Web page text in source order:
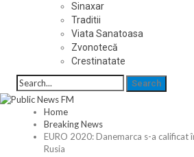
Sinaxar
Traditii
Viata Sanatoasa
Zvonotecă
Crestinatate
Home
Breaking News
EURO 2020: Danemarca s-a calificat
Rusia